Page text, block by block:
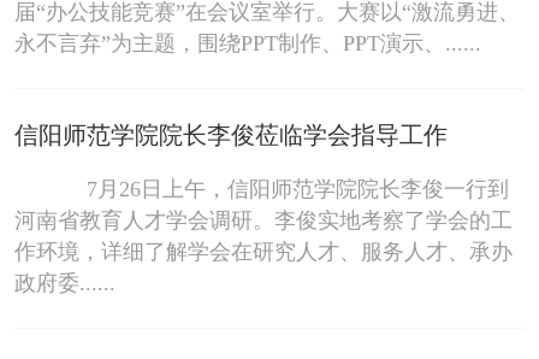
届“办公技能竞赛”在会议室举行。大赛以“激流勇进、
永不言弃”为主题，围绕PPT制作、PPT演示、......
信阳师范学院院长李俊莅临学会指导工作
7月26日上午，信阳师范学院院长李俊一行到
河南省教育人才学会调研。李俊实地考察了学会的工
作环境，详细了解学会在研究人才、服务人才、承办
政府委......